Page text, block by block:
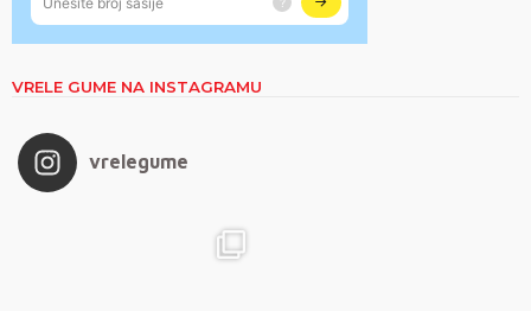
VRELE GUME NA INSTAGRAMU
vrelegume